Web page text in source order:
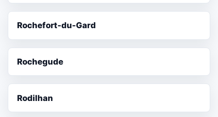
Rochefort-du-Gard
Rochegude
Rodilhan